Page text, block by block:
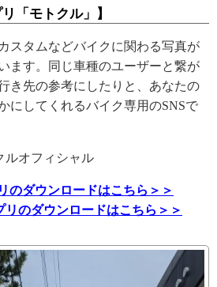
「モトクル」】
スタムなどバイクに関わる写真が
ます。同じ車種のユーザーと繋が
き先の参考にしたりと、あなたの
にしてくれるバイク専用のSNSで
ルオフィシャル
のダウンロードはこちら＞＞
のダウンロードはこちら＞＞